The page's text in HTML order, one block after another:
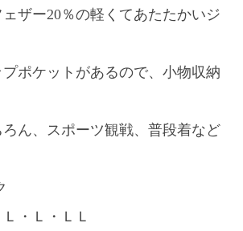
ェザー20％の軽くてあたたかいジ
ポケットがあるので、小物収納
ん、スポーツ観戦、普段着など
・Ｌ・ＬＬ